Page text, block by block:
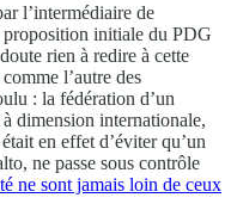
l’intermédiaire de
initiale du PDG
rien à redire à cette
l’autre des
: la fédération d’un
dimension internationale,
en effet d’éviter qu’un
ne passe sous contrôle
ne sont jamais loin de ceux